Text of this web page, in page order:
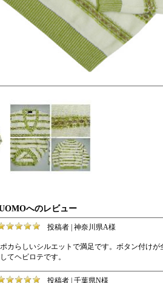
へのレビュー
投稿者 | 神奈川県A様
カらしいシルエットで満足です。ボタン付け
てヘビロテです。
投稿者 | 千葉県N様